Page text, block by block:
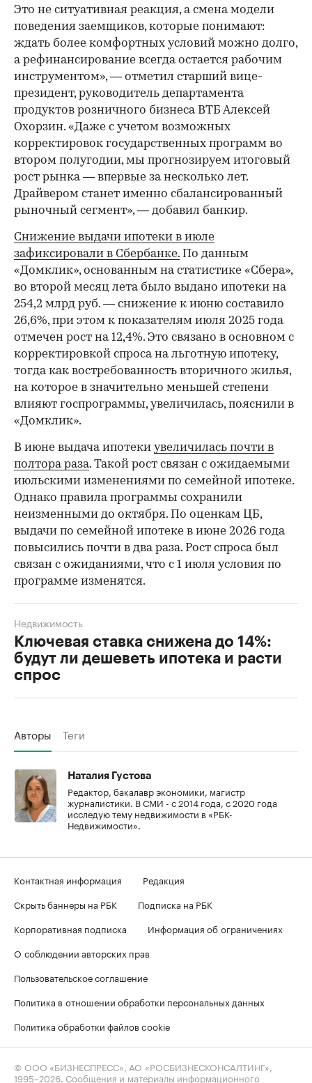
Это не ситуативная реакция, а смена модели
поведения заемщиков, которые понимают:
ждать более комфортных условий можно долго,
а рефинансирование всегда остается рабочим
инструментом», — отметил старший вице-
президент, руководитель департамента
продуктов розничного бизнеса ВТБ Алексей
Охорзин. «Даже с учетом возможных
корректировок государственных программ во
втором полугодии, мы прогнозируем итоговый
рост рынка — впервые за несколько лет.
Драйвером станет именно сбалансированный
рыночный сегмент», — добавил банкир.
Снижение выдачи ипотеки в июле
зафиксировали в Сбербанке. По данным
«Домклик», основанным на статистике «Сбера»,
во второй месяц лета было выдано ипотеки на
254,2 млрд руб. — снижение к июню составило
26,6%, при этом к показателям июля 2025 года
отмечен рост на 12,4%. Это связано в основном с
корректировкой спроса на льготную ипотеку,
тогда как востребованность вторичного жилья,
на которое в значительно меньшей степени
влияют госпрограммы, увеличилась, пояснили в
«Домклик».
В июне выдача ипотеки увеличилась почти в
полтора раза. Такой рост связан с ожидаемыми
июльскими изменениями по семейной ипотеке.
Однако правила программы сохранили
неизменными до октября. По оценкам ЦБ,
выдачи по семейной ипотеке в июне 2026 года
повысились почти в два раза. Рост спроса был
связан с ожиданиями, что с 1 июля условия по
программе изменятся.
Ключевая ставка снижена до 14%:
будут ли дешеветь ипотека и расти
спрос
Недвижимость
Авторы Теги
Наталия Густова
Редактор, бакалавр экономики, магистр
журналистики. В СМИ - с 2014 года, с 2020 года
исследую тему недвижимости в «РБК-
Недвижимости».
Контактная информация
Редакция
Скрыть баннеры на РБК
Подписка на РБК
Корпоративная подписка
Информация об ограничениях
О соблюдении авторских прав
Пользовательское соглашение
Политика в отношении обработки персональных данных
Политика обработки файлов cookie
© ООО «БИЗНЕСПРЕСС», АО «РОСБИЗНЕСКОНСАЛТИНГ»,
1995–2026 . Сообщения и материалы информационного